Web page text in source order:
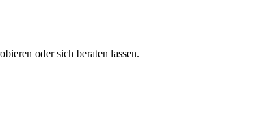
oder sich beraten lassen.